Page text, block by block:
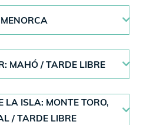
MAHÓ / TARDE LIBRE
LA ISLA: MONTE TORO,
/ TARDE LIBRE